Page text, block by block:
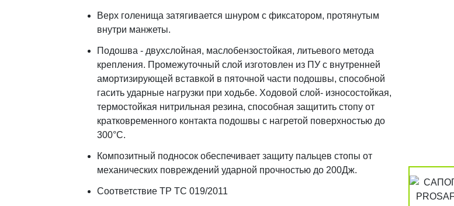
Верх голенища затягивается шнуром с фиксатором, протянутым
внутри манжеты.
Подошва - двухслойная, маслобензостойкая, литьевого метода
крепления. Промежуточный слой изготовлен из ПУ с внутренней
амортизирующей вставкой в пяточной части подошвы, способной
гасить ударные нагрузки при ходьбе. Ходовой слой- износостойкая,
термостойкая нитрильная резина, способная защитить стопу от
кратковременного контакта подошвы с нагретой поверхностью до
300°С.
Композитный подносок обеспечивает защиту пальцев стопы от
механических повреждений ударной прочностью до 200Дж.
Соответствие ТР ТС 019/2011